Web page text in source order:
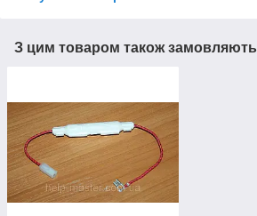
З цим товаром також замовляють